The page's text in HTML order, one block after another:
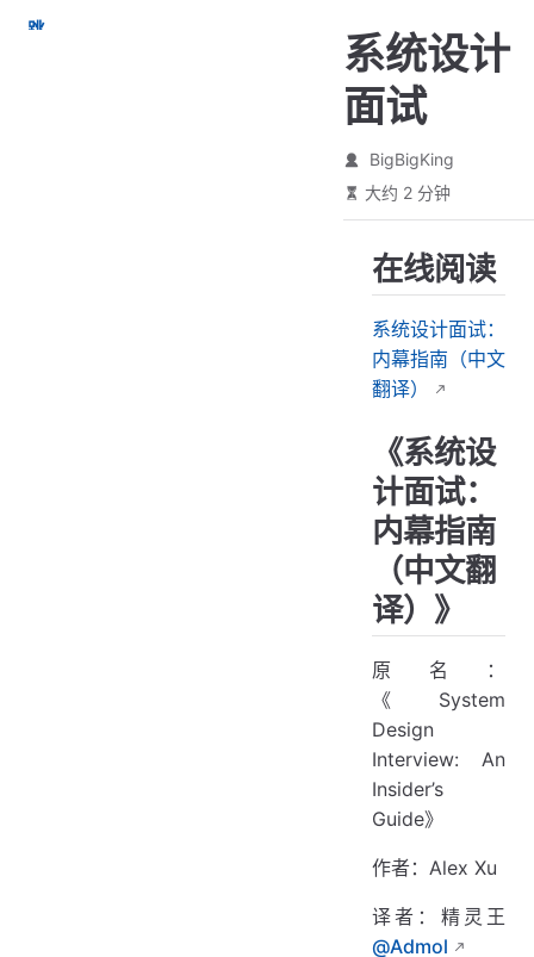
跳
系统设计
面试
BigBigKing
大约 2 分钟
在线阅读
系统设计面试：
内幕指南（中文
翻译）
《系统设
计面试：
内幕指南
（中文翻
译）》
原名：
《System
Design
Interview: An
Insider’s
Guide》
作者：Alex Xu
译者：精灵王
@Admol